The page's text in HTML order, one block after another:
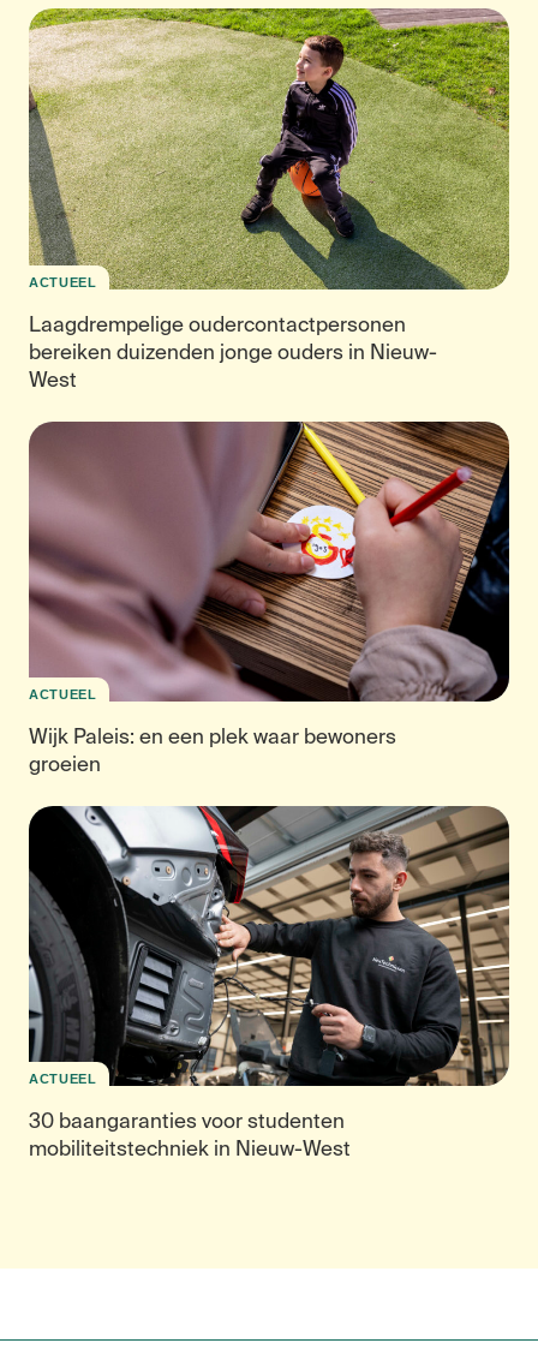
ACTUEEL
Laagdrempelige oudercontactpersonen
bereiken duizenden jonge ouders in Nieuw-
West
ACTUEEL
Wijk Paleis: en een plek waar bewoners
groeien
ACTUEEL
30 baangaranties voor studenten
mobiliteitstechniek in Nieuw-West